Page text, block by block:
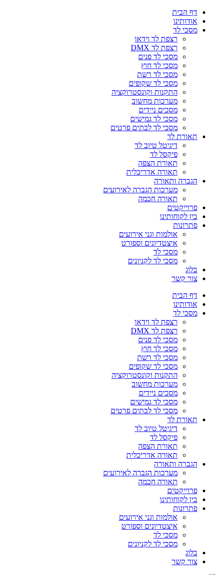
דף הבית
אודותינו
מסכי לד
רצפת לד וידאו
רצפת לד DMX
מסכי לד פנים
מסכי לד חוץ
מסכי לד רשת
מסכי לד שקופים
התקנות וקונסטרוקציה
מערכות מחשוב
מסכים ניידים
מסכי לד גמישים
מסכי לד לבתים פרטים
תאורת לד
דיגיטל טיוב לד
פיקסל לד
תאורת הצפה
תאורה אדריכלית
הגברה ותאורה
מערכות הגברה לאירועים
תאורה חכמה
פרוייקטים
בין לקוחותינו
פתרונות
אולמות וגני אירועים
איצטדיונים וספורט
מסכי לד
מסכי לד לקניונים
בלוג
צור קשר
דף הבית
אודותינו
מסכי לד
רצפת לד וידאו
רצפת לד DMX
מסכי לד פנים
מסכי לד חוץ
מסכי לד רשת
מסכי לד שקופים
התקנות וקונסטרוקציה
מערכות מחשוב
מסכים ניידים
מסכי לד גמישים
מסכי לד לבתים פרטים
תאורת לד
דיגיטל טיוב לד
פיקסל לד
תאורת הצפה
תאורה אדריכלית
הגברה ותאורה
מערכות הגברה לאירועים
תאורה חכמה
פרוייקטים
בין לקוחותינו
פתרונות
אולמות וגני אירועים
איצטדיונים וספורט
מסכי לד
מסכי לד לקניונים
בלוג
צור קשר